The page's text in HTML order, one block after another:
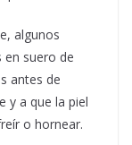
algunos
en suero de
antes de
y a que la piel
o hornear.